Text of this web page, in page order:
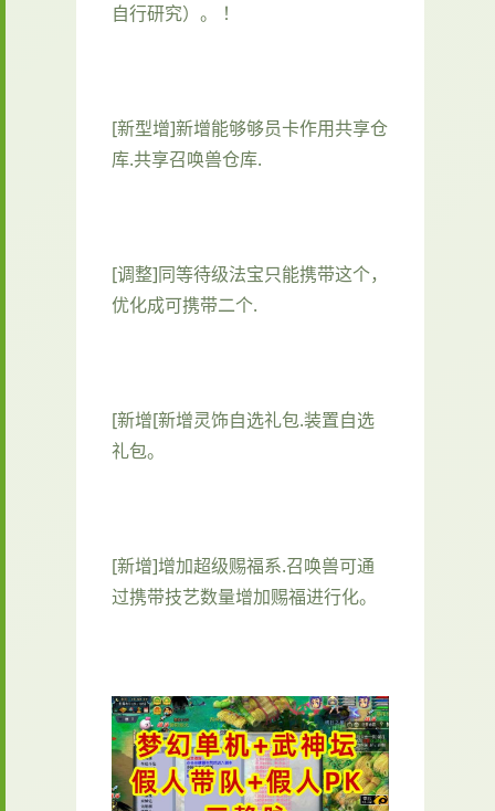
自行研究）。 ！
[新型增]新增能够够员卡作用共享仓
库.共享召唤兽仓库.
[调整]同等待级法宝只能携带这个，
优化成可携带二个.
[新增[新增灵饰自选礼包.装置自选
礼包。
[新增]增加超级赐福系.召唤兽可通
过携带技艺数量增加赐福进行化。